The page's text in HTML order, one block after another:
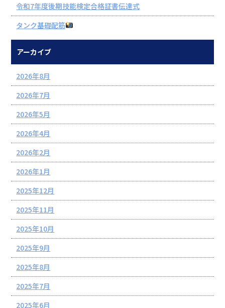
令和7年度後期技能検定合格証書伝達式
タンク基礎配筋
アーカイブ
2026年8月
2026年7月
2026年5月
2026年4月
2026年2月
2026年1月
2025年12月
2025年11月
2025年10月
2025年9月
2025年8月
2025年7月
2025年6月